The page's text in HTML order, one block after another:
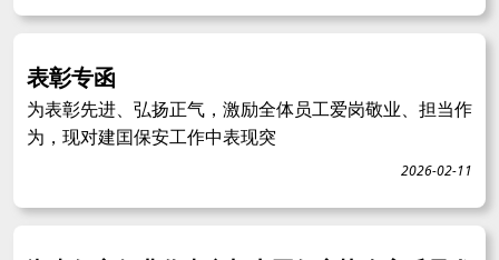
表彰专函
为表彰先进、弘扬正气，激励全体员工爱岗敬业、担当作
为，现对建囯保安工作中表现突
2026-02-11